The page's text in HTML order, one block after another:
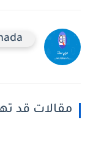
مقالات قد